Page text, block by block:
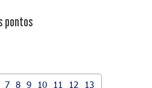
pontos
7 8 9 10 11 12
13